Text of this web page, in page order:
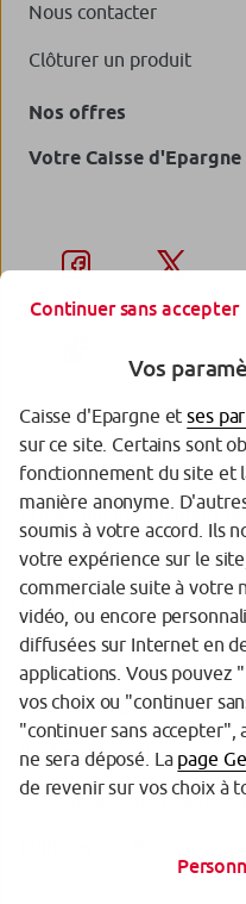
Nous contacter
Clôturer un produit
Nos offres
Votre Caisse d'Epargne
Garantie des Dépôts
Protection des données
Politique cookies
Sécurité
Tarifs
Mentions légales
Réglementation
Accessibilité
Continuer sans accepter
Vos
Caisse d'Epargne etses
sur ce site. Certains sont
fonctionnement du site et
manière anonyme.
soumis à votre accord. Ils
votre expérience sur le
commerciale suite à votre
vidéo, ou encore
diffusées sur Internet en
applications. Vous pouvez
vos choix ou "continuer
"continuer sans accepter",
ne sera déposé. La page
de revenir sur vos choix à